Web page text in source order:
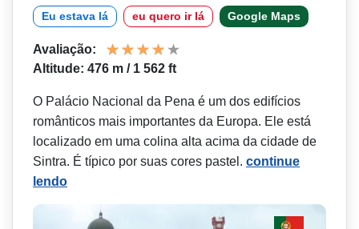
Eu estava lá eu quero ir lá Google Maps
Avaliação:
Altitude: 476 m / 1 562 ft
O Palácio Nacional da Pena é um dos edifícios
românticos mais importantes da Europa. Ele está
localizado em uma colina alta acima da cidade de
Sintra. É típico por suas cores pastel. continue
lendo